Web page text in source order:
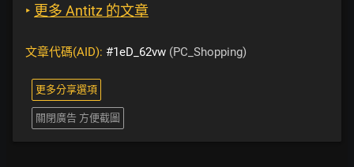
‣ 更多 Antitz 的文章
文章代碼(AID): #1eD_62vw (PC_Shopping)
更多分享選項
關閉廣告 方便截圖